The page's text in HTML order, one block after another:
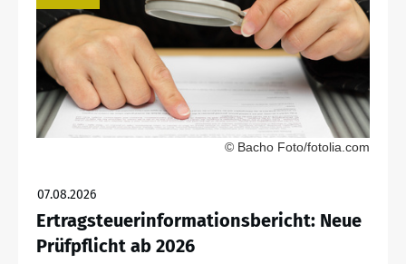
© Bacho Foto/fotolia.com
07.08.2026
Ertragsteuerinformationsbericht: Neue
Prüfpflicht ab 2026